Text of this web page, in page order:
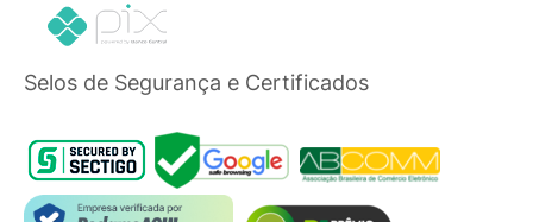
Selos de Segurança e Certificados